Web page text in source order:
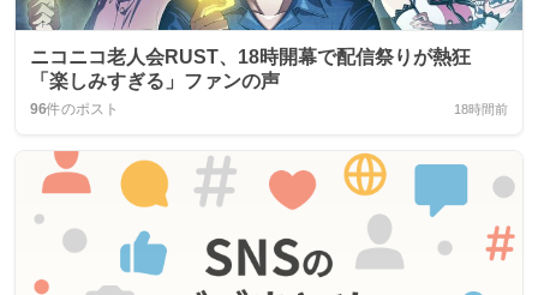
ニコニコ老人会RUST、18時開幕で配信祭りが熱狂
「楽しみすぎる」ファンの声
96件のポスト 18時間前